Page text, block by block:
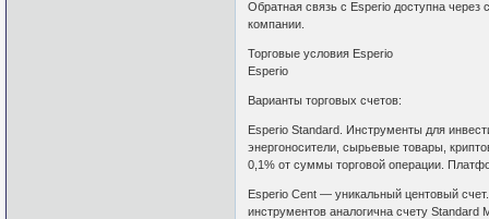
Обратная связь с Esperio доступна
компании.
Торговые условия Esperio
Esperio
Варианты торговых счетов:
Esperio Standard. Инструменты для
энергоносители, сырьевые товары,
0,1% от суммы торговой операции.
Esperio Cent — уникальный центовый
инструментов аналогична счету Standard